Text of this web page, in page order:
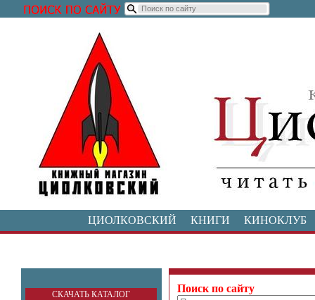
ЦИОЛКОВСКИЙ КНИГИ КИНОКЛУБ
СКАЧАТЬ КАТАЛОГ
Поиск по сайту